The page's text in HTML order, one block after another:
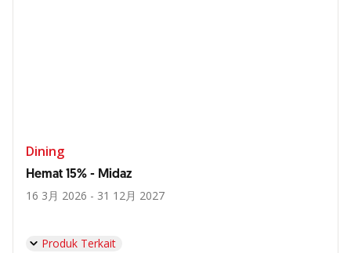
Dining
Hemat 15% - Midaz
16 3月 2026 - 31 12月 2027
Produk Terkait